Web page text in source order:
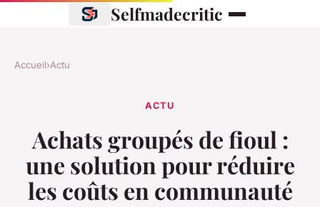
Selfmadecritic
Accueil›Actu
ACTU
Achats groupés de fioul :
une solution pour réduire
les coûts en communauté